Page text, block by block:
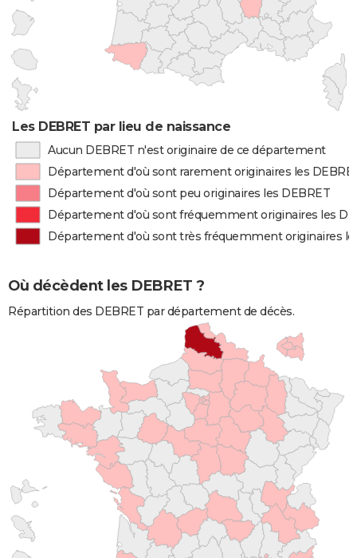
Les DEBRET par lieu de naissance
Aucun DEBRET n'est originaire de ce département
Département d'où sont rarement originaires les
Département d'où sont peu originaires les DEBRET
Département d'où sont fréquemment originaires les
Département d'où sont très fréquemment originaires
Où décèdent les DEBRET ?
Répartition des DEBRET par département de décès.